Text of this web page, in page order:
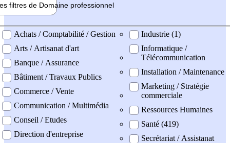
filtres de Domaine professionnel
professionel
Achats / Comptabilité / Gestion
Arts / Artisanat d'art
Banque / Assurance
Bâtiment / Travaux Publics
Commerce / Vente
Communication / Multimédia
Conseil / Etudes
Direction d'entreprise
Industrie (1)
Informatique /
Télécommunication
Installation / Maintenance
Marketing / Stratégie
commerciale
Ressources Humaines
Santé (419)
Secrétariat / Assistanat